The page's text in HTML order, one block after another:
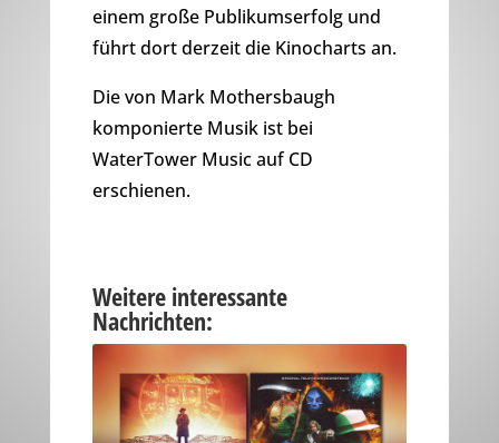
einem große Publikumserfolg und
führt dort derzeit die Kinocharts an.
Die von Mark Mothersbaugh
komponierte Musik ist bei
WaterTower Music auf CD
erschienen.
Weitere interessante
Nachrichten: